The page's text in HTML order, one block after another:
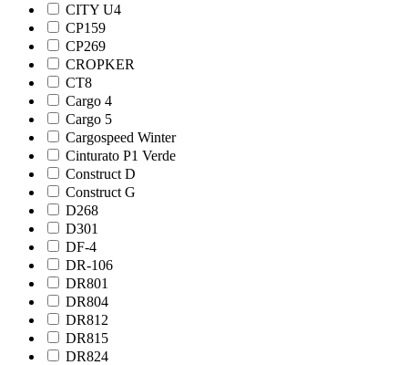
CITY U4
CP159
CP269
CROPKER
CT8
Cargo 4
Cargo 5
Cargospeed Winter
Cinturato P1 Verde
Construct D
Construct G
D268
D301
DF-4
DR-106
DR801
DR804
DR812
DR815
DR824